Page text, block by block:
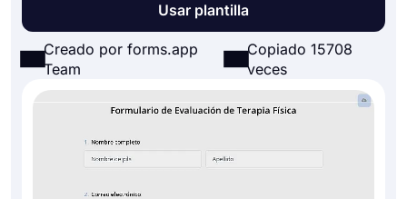
Usar plantilla
Creado por forms.app
Team
Copiado 15708
veces